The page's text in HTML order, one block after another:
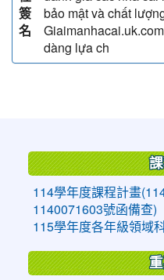
簽
名
bảo mật và chất
dàng lựa ch
114學年度課程計畫
1140071603號函備查)
115學年度各年級領域